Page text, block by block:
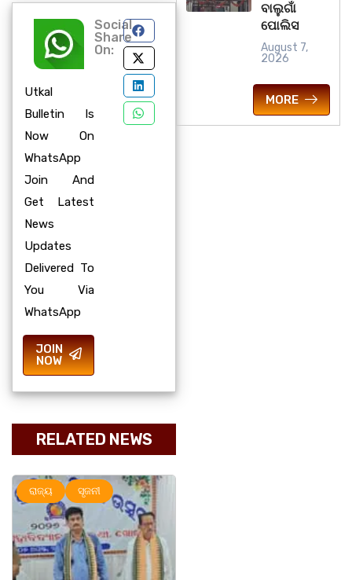
Utkal
Bulletin Is
Now On
WhatsApp
Join And
Get Latest
News
Updates
Delivered To
You Via
WhatsApp
JOIN
NOW
Social
Share
On:
RELATED NEWS
ରାଜ୍ୟ
ବାଲୁଗାଁ
ପୋଲିସ
August 7,
2026
MORE